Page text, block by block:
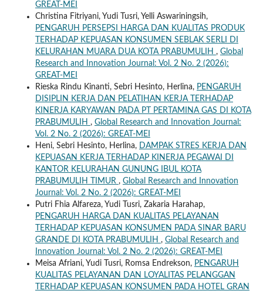
GREAT-MEI
Christina Fitriyani, Yudi Tusri, Yelli Aswariningsih,
PENGARUH PERSEPSI HARGA DAN KUALITAS PRODUK
TERHADAP KEPUASAN KONSUMEN SEBLAK SERLI DI
KELURAHAN MUARA DUA KOTA PRABUMULIH , Global
Research and Innovation Journal: Vol. 2 No. 2 (2026):
GREAT-MEI
Rieska Rindu Kinanti, Sebri Hesinto, Herlina, PENGARUH
DISIPLIN KERJA DAN PELATIHAN KERJA TERHADAP
KINERJA KARYAWAN PADA PT PERTAMINA GAS DI KOTA
PRABUMULIH , Global Research and Innovation Journal:
Vol. 2 No. 2 (2026): GREAT-MEI
Heni, Sebri Hesinto, Herlina, DAMPAK STRES KERJA DAN
KEPUASAN KERJA TERHADAP KINERJA PEGAWAI DI
KANTOR KELURAHAN GUNUNG IBUL KOTA
PRABUMULIH TIMUR , Global Research and Innovation
Journal: Vol. 2 No. 2 (2026): GREAT-MEI
Putri Fhia Alfareza, Yudi Tusri, Zakaria Harahap,
PENGARUH HARGA DAN KUALITAS PELAYANAN
TERHADAP KEPUASAN KONSUMEN PADA SINAR BARU
GRANDE DI KOTA PRABUMULIH , Global Research and
Innovation Journal: Vol. 2 No. 2 (2026): GREAT-MEI
Meisa Afriani, Yudi Tusri, Romsa Endrekson, PENGARUH
KUALITAS PELAYANAN DAN LOYALITAS PELANGGAN
TERHADAP KEPUASAN KONSUMEN PADA HOTEL GRAN